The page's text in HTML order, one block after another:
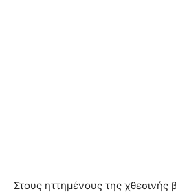
Στους ηττημένους της χθεσινής